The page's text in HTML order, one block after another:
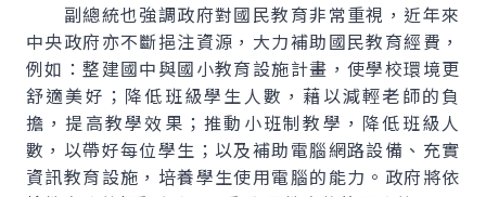
副總統也強調政府對國民教育非常重視，近年來
中央政府亦不斷挹注資源，大力補助國民教育經費，
例如：整建國中與國小教育設施計畫，使學校環境更
舒適美好；降低班級學生人數，藉以減輕老師的負
擔，提高教學效果；推動小班制教學，降低班級人
數，以帶好每位學生；以及補助電腦網路設備、充實
資訊教育設施，培養學生使用電腦的能力。政府將依